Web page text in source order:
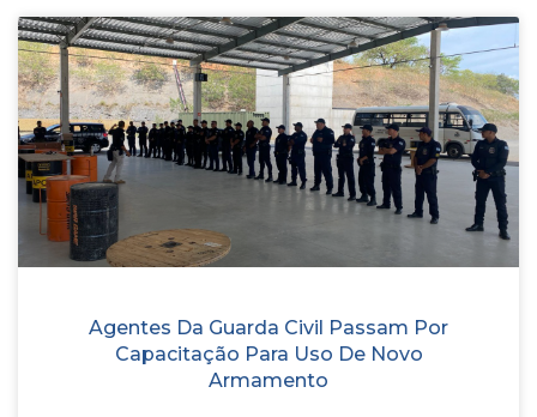
Agentes Da Guarda Civil Passam Por
Capacitação Para Uso De Novo
Armamento